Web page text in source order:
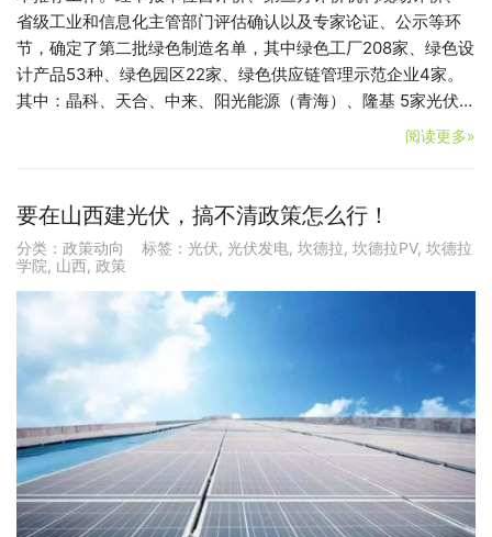
省级工业和信息化主管部门评估确认以及专家论证、公示等环
节，确定了第二批绿色制造名单，其中绿色工厂208家、绿色设
计产品53种、绿色园区22家、绿色供应链管理示范企业4家。
其中：晶科、天合、中来、阳光能源（青海）、隆基 5家光伏…
阅读更多»
要在山西建光伏，搞不清政策怎么行！
分类： 政策动向 标签： 光伏, 光伏发电, 坎德拉, 坎德拉PV, 坎德拉
学院, 山西, 政策